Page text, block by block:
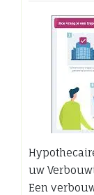
uw
Een